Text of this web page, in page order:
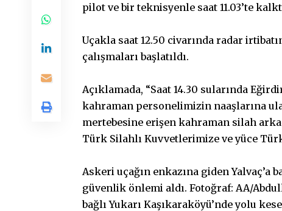
pilot ve bir teknisyenle saat 11.03’te
Uçakla saat 12.50 civarında radar
çalışmaları başlatıldı.
Açıklamada, “Saat 14.30 sularında
kahraman personelimizin naaşlarına
mertebesine erişen kahraman silah
Türk Silahlı Kuvvetlerimize ve yüce
Askeri uçağın enkazına giden Yalvaç’a
güvenlik önlemi aldı. Fotoğraf: AA/
bağlı Yukarı Kaşıkaraköyü’nde yolu